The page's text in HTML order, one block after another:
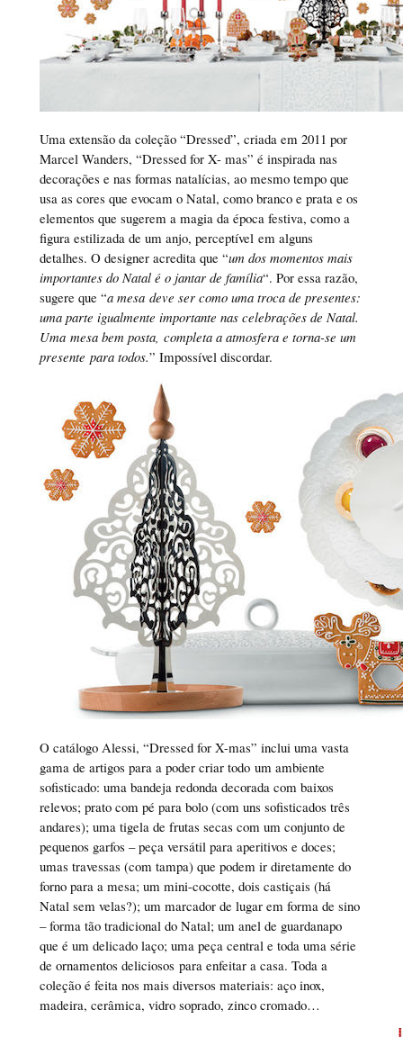
Uma extensão da coleção “Dressed”, criada em 2011 por
Marcel Wanders, “Dressed for X- mas” é inspirada nas
decorações e nas formas natalícias, ao mesmo tempo que
usa as cores que evocam o Natal, como branco e prata e os
elementos que sugerem a magia da época festiva, como a
figura estilizada de um anjo, perceptível em alguns
detalhes. O designer acredita que “um dos momentos mais
importantes do Natal é o jantar de família“. Por essa razão,
sugere que “a mesa deve ser como uma troca de presentes:
uma parte igualmente importante nas celebrações de Natal.
Uma mesa bem posta, completa a atmosfera e torna-se um
presente para todos.” Impossível discordar.
O catálogo Alessi, “Dressed for X-mas” inclui uma vasta
gama de artigos para a poder criar todo um ambiente
sofisticado: uma bandeja redonda decorada com baixos
relevos; prato com pé para bolo (com uns sofisticados três
andares); uma tigela de frutas secas com um conjunto de
pequenos garfos – peça versátil para aperitivos e doces;
umas travessas (com tampa) que podem ir diretamente do
forno para a mesa; um mini-cocotte, dois castiçais (há
Natal sem velas?); um marcador de lugar em forma de sino
– forma tão tradicional do Natal; um anel de guardanapo
que é um delicado laço; uma peça central e toda uma série
de ornamentos deliciosos para enfeitar a casa. Toda a
coleção é feita nos mais diversos materiais: aço inox,
madeira, cerâmica, vidro soprado, zinco cromado…